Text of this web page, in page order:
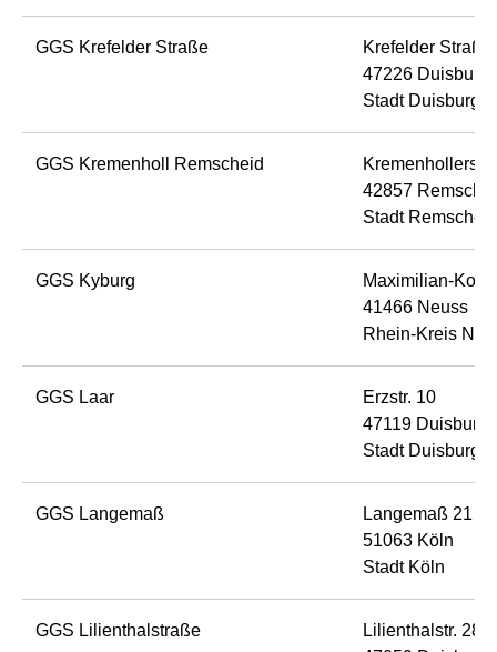
GGS Krefelder Straße
Krefelder Straße
47226 Duisburg
Stadt Duisburg
GGS Kremenholl Remscheid
42857
Stadt Remscheid
GGS Kyburg
Maximilian-
41466 Neuss
Rhein-Kreis
GGS Laar
Erzstr. 10
47119 Duisburg
Stadt Duisburg
GGS Langemaß
Langemaß 21
51063 Köln
Stadt Köln
GGS Lilienthalstraße
Lilienthalstr. 28